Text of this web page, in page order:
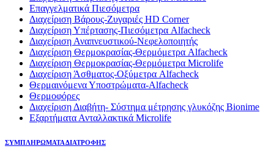
Επαγγελματικά Πιεσόμετρα
Διαχείριση Βάρους-Ζυγαριές HD Corner
Διαχείριση Υπέρτασης-Πιεσόμετρα Alfacheck
Διαχείριση Αναπνευστικού-Νεφελοποιητής
Διαχείριση Θερμοκρασίας-Θερμόμετρα Alfacheck
Διαχείριση Θερμοκρασίας-Θερμόμετρα Microlife
Διαχείριση Άσθματος-Οξύμετρα Alfacheck
Θερμαινόμενα Υποστρώματα-Alfacheck
Θερμοφόρες
Διαχείριση Διαβήτη- Σύστημα μέτρησης γλυκόζης Bionime
Εξαρτήματα Ανταλλακτικά Microlife
ΣΥΜΠΛΗΡΩΜΑΤΑ ΔΙΑΤΡΟΦΗΣ